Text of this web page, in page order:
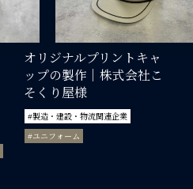
オリジナルプリントキャ
ップの製作｜株式会社こ
そくり屋様
#製造・建設・物流関連企業
#ユニフォーム